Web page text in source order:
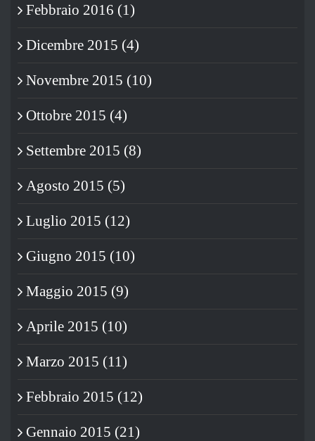
Febbraio 2016 (1)
Dicembre 2015 (4)
Novembre 2015 (10)
Ottobre 2015 (4)
Settembre 2015 (8)
Agosto 2015 (5)
Luglio 2015 (12)
Giugno 2015 (10)
Maggio 2015 (9)
Aprile 2015 (10)
Marzo 2015 (11)
Febbraio 2015 (12)
Gennaio 2015 (21)